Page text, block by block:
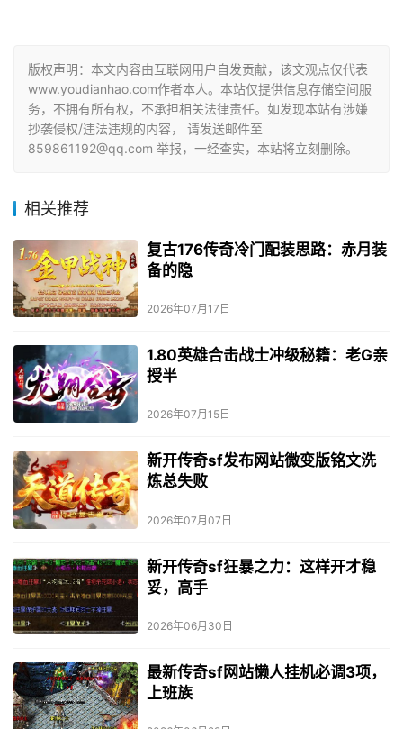
版权声明：本文内容由互联网用户自发贡献，该文观点仅代表
www.youdianhao.com作者本人。本站仅提供信息存储空间服
务，不拥有所有权，不承担相关法律责任。如发现本站有涉嫌
抄袭侵权/违法违规的内容， 请发送邮件至
859861192@qq.com 举报，一经查实，本站将立刻删除。
相关推荐
复古176传奇冷门配装思路：赤月装
备的隐
2026年07月17日
1.80英雄合击战士冲级秘籍：老G亲
授半
2026年07月15日
新开传奇sf发布网站微变版铭文洗
炼总失败
2026年07月07日
新开传奇sf狂暴之力：这样开才稳
妥，高手
2026年06月30日
最新传奇sf网站懒人挂机必调3项，
上班族